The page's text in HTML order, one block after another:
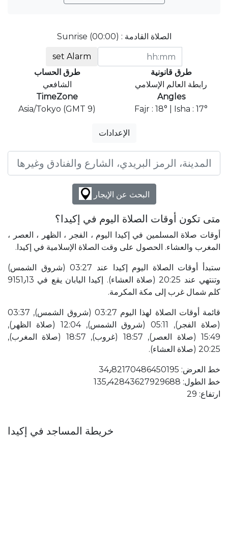
الصلاة القادمة : Sunrise (00:00)
set Alarm
طرق قانونية
رابطة العالم الإسلامي
طرق الحساب
الشافعي
Angles
Fajr : 18° | Isha : 17°
TimeZone
Asia/Tokyo (GMT 9)
الإعدادات
البحث عن الإيجار
متى تكون أوقات الصلاة اليوم في إكيدا؟
أوقات صلاة المسلمين في إكيدا اليوم ، الفجر ، الظهر ، العصر ،
المغرب والعشاء. الحصول على وقت الصلاة الإسلامية في إكيدا.
ستبدأ أوقات الصلاة اليوم إكيدا عند 03:27 (شروق الشمس)
وتنتهي عند 20:25 (صلاة العشاء). إكيدا اليابان يقع في 9151٫13
كلم شمال غرب إلى مكة المكرمة.
قائمة أوقات الصلاة لهذا اليوم 03:27 (شروق الشمس), 03:37
(صلاة الفجر), 05:11 (شروق الشمس), 12:04 (صلاة الظهر),
15:49 (صلاة العصر), 18:57 (غروب), 18:57 (صلاة المغرب),
20:25 (صلاة العشاء).
خط العرض: 34٫82170486450195
خط الطول: 135٫42843627929688
ارتفاع: 29
خريطة المساجد في إكيدا